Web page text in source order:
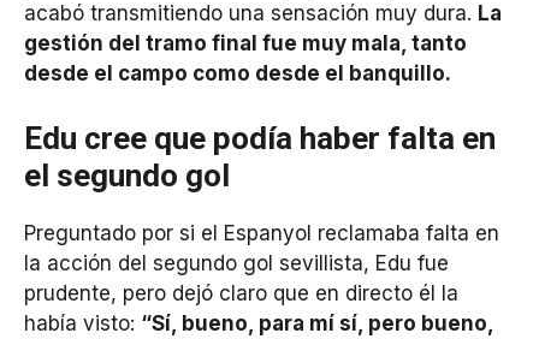
acabó transmitiendo una sensación muy dura. La
gestión del tramo final fue muy mala, tanto
desde el campo como desde el banquillo.
Edu cree que podía haber falta en
el segundo gol
Preguntado por si el Espanyol reclamaba falta en
la acción del segundo gol sevillista, Edu fue
prudente, pero dejó claro que en directo él la
había visto: “Sí, bueno, para mí sí, pero bueno,